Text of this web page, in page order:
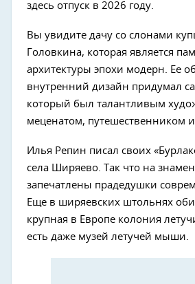
здесь отпуск в 2026 году.
Вы увидите дачу со слонами
Головкина, которая является
архитектуры эпохи модерн. Ее
внутренний дизайн придумал
который был талантливым
меценатом, путешественником
Илья Репин писал своих
села Ширяево. Так что на
запечатлены прадедушки
Еще в ширяевских штольнях
крупная в Европе колония
есть даже музей летучей мыши.